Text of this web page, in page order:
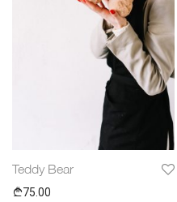
Teddy Bear
75.00